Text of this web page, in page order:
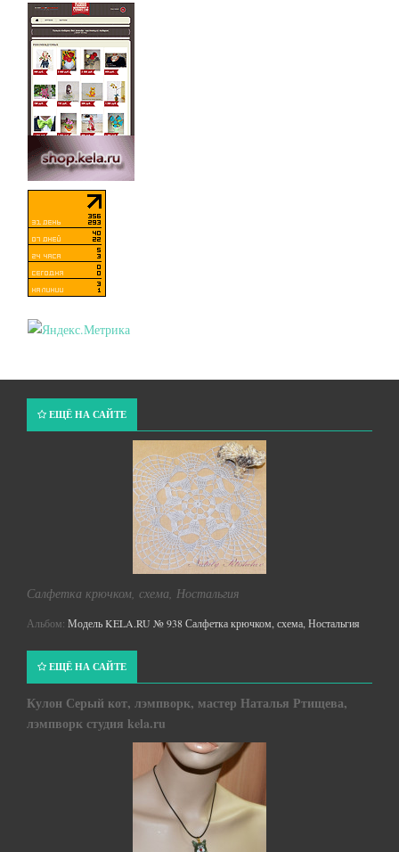
ЕЩЁ НА САЙТЕ
Салфетка крючком, схема, Ностальгия
Альбом: Модель KELA.RU № 938 Салфетка крючком, схема, Ностальгия
ЕЩЁ НА САЙТЕ
Кулон Серый кот, лэмпворк, мастер Наталья Ртищева,
лэмпворк студия kela.ru